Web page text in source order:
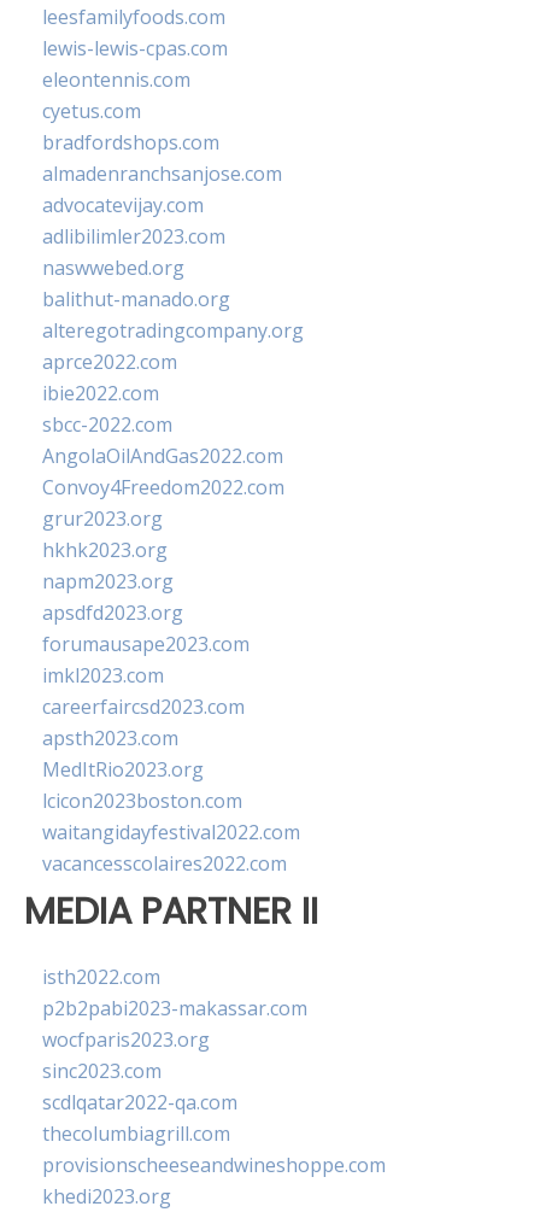
leesfamilyfoods.com
lewis-lewis-cpas.com
eleontennis.com
cyetus.com
bradfordshops.com
almadenranchsanjose.com
advocatevijay.com
adlibilimler2023.com
naswwebed.org
balithut-manado.org
alteregotradingcompany.org
aprce2022.com
ibie2022.com
sbcc-2022.com
AngolaOilAndGas2022.com
Convoy4Freedom2022.com
grur2023.org
hkhk2023.org
napm2023.org
apsdfd2023.org
forumausape2023.com
imkl2023.com
careerfaircsd2023.com
apsth2023.com
MedItRio2023.org
lcicon2023boston.com
waitangidayfestival2022.com
vacancesscolaires2022.com
MEDIA PARTNER II
isth2022.com
p2b2pabi2023-makassar.com
wocfparis2023.org
sinc2023.com
scdlqatar2022-qa.com
thecolumbiagrill.com
provisionscheeseandwineshoppe.com
khedi2023.org